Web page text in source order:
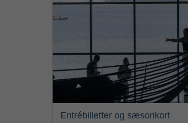
Entrébilletter og sæsonkort